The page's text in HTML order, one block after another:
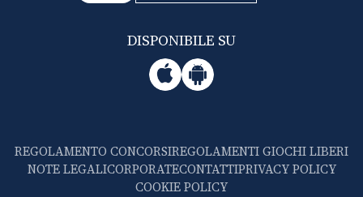
DISPONIBILE SU
REGOLAMENTO CONCORSIREGOLAMENTI GIOCHI LIBERI
NOTE LEGALICORPORATECONTATTIPRIVACY POLICY
COOKIE POLICY